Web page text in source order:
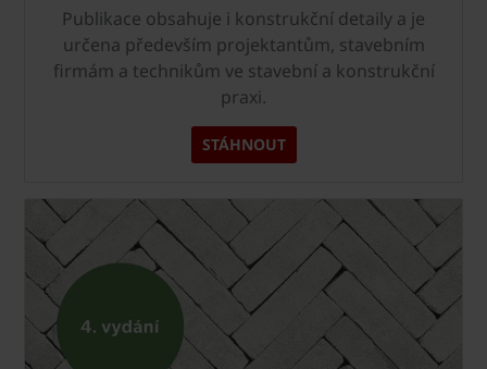
Publikace obsahuje i konstrukční detaily a je
určena především projektantům, stavebním
firmám a technikům ve stavební a konstrukční
praxi.
STÁHNOUT